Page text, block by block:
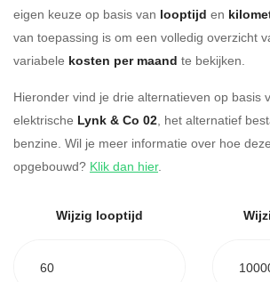
eigen keuze op basis van looptijd en
van toepassing is om een volledig overzicht
variabele kosten per maand te bekijken.
Hieronder vind je drie alternatieven op basis
elektrische Lynk & Co 02, het alternatief
benzine. Wil je meer informatie over hoe
opgebouwd? Klik dan hier.
Wijzig looptijd
60